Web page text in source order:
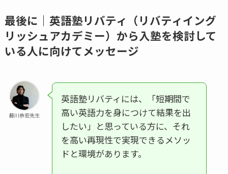
最後に｜英語塾リバティ（リバティイング
リッシュアカデミー）から入塾を検討して
いる人に向けてメッセージ
藤川恭宏先生
英語塾リバティには、「短期間で
高い英語力を身につけて結果を出
したい」と思っている方に、それ
を高い再現性で実現できるメソッ
ドと環境があります。